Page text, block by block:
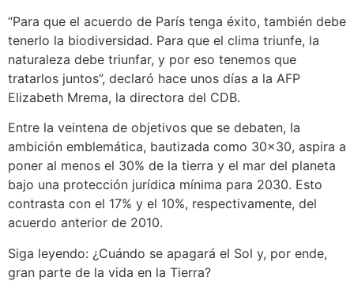
“Para que el acuerdo de París tenga éxito, también debe
tenerlo la biodiversidad. Para que el clima triunfe, la
naturaleza debe triunfar, y por eso tenemos que
tratarlos juntos”, declaró hace unos días a la AFP
Elizabeth Mrema, la directora del CDB.
Entre la veintena de objetivos que se debaten, la
ambición emblemática, bautizada como 30×30, aspira a
poner al menos el 30% de la tierra y el mar del planeta
bajo una protección jurídica mínima para 2030. Esto
contrasta con el 17% y el 10%, respectivamente, del
acuerdo anterior de 2010.
Siga leyendo: ¿Cuándo se apagará el Sol y, por ende,
gran parte de la vida en la Tierra?